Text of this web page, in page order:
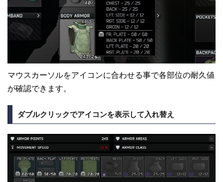
マウスカーソルをアイコンに合わせる事で各部位の耐久値
が確認できます。
ダブルクリックでアイコンを表示して入れ替え